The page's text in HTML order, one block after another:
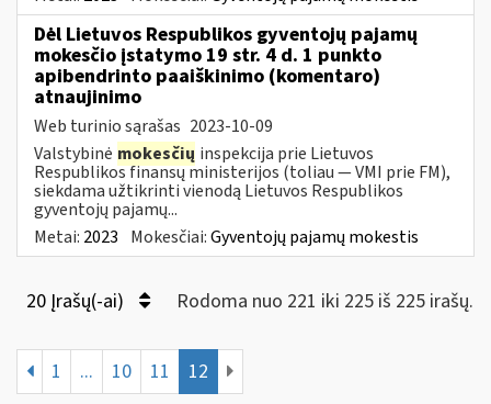
Dėl Lietuvos Respublikos gyventojų pajamų
mokesčio įstatymo 19 str. 4 d. 1 punkto
apibendrinto paaiškinimo (komentaro)
atnaujinimo
Web turinio sąrašas 2023-10-09
Valstybinė mokesčių inspekcija prie Lietuvos
Respublikos finansų ministerijos (toliau — VMI prie FM),
siekdama užtikrinti vienodą Lietuvos Respublikos
gyventojų pajamų...
Metai: 2023 Mokesčiai:Gyventojų pajamų mokestis
20 Įrašų(-ai) Rodoma nuo 221 iki 225 iš 225 irašų.
1 ... 10 11 12